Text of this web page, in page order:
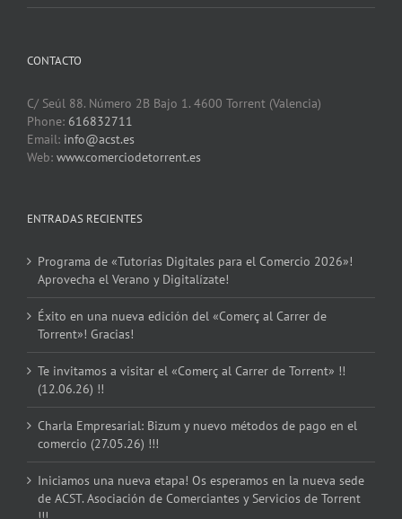
CONTACTO
C/ Seúl 88. Número 2B Bajo 1. 4600 Torrent (Valencia)
Phone: 616832711
Email: info@acst.es
Web: www.comerciodetorrent.es
ENTRADAS RECIENTES
Programa de «Tutorías Digitales para el Comercio 2026»!
Aprovecha el Verano y Digitalízate!
Éxito en una nueva edición del «Comerç al Carrer de
Torrent»! Gracias!
Te invitamos a visitar el «Comerç al Carrer de Torrent» !!
(12.06.26) !!
Charla Empresarial: Bizum y nuevo métodos de pago en el
comercio (27.05.26) !!!
Iniciamos una nueva etapa! Os esperamos en la nueva sede
de ACST. Asociación de Comerciantes y Servicios de Torrent